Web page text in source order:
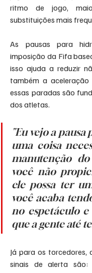
ritmo de jogo,
substituições mais
As pausas para
imposição da Fifa
isso ajuda a reduzir
também a aceleração
essas paradas são
dos atletas.
"Eu vejo a
uma coisa
manutenção
você não
ele possa ter
você acaba
no espetáculo
que a gente até
Já para os torcedores,
sinais de alerta